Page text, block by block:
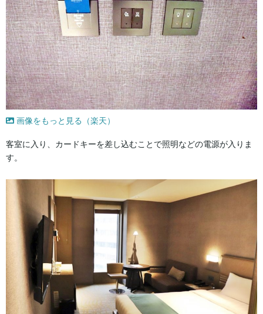
画像をもっと見る（楽天）
客室に入り、カードキーを差し込むことで照明などの電源が入りま
す。